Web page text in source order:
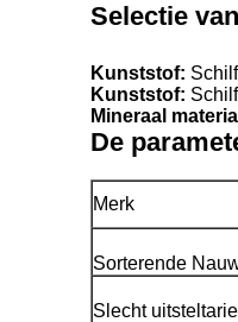
Selectie
Kunststof:
Kunststof:
Mineraal
De
Merk
Sorterende
Slecht